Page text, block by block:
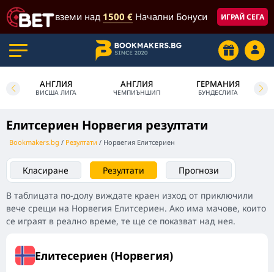
вземи над 1500 € Начални Бонуси ИГРАЙ СЕГА
АНГЛИЯ
ВИСША ЛИГА
АНГЛИЯ
ЧЕМПИЪНШИП
ГЕРМАНИЯ
БУНДЕСЛИГА
Елитсериен Норвегия резултати
Bookmakers.bg Резултати Норвегия Елитсериен
Класиране Резултати Прогнози
В таблицата по-долу виждате краен изход от приключили
вече срещи на Норвегия Елитсериен. Ако има мачове, които
се играят в реално време, те ще се показват над нея.
Елитесериен (Норвегия)